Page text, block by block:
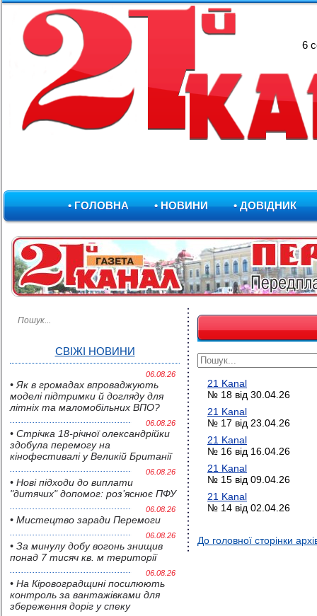
6
• ГОЛОВНА • НОВИНИ • ДОВІДНИК
СВІЖІ НОВИНИ
06.08.26
• Як в громадах впроваджують
моделі підтримки й догляду для
літніх та маломобільних ВПО?
06.08.26
• Стрічка 18-річної олександрійки
здобула перемогу на
кінофестивалі у Великій Британії
06.08.26
• Нові підходи до виплати
"дитячих" допомог: роз’яснює ПФУ
06.08.26
• Мистецтво заради Перемоги
06.08.26
• За минулу добу вогонь знищив
понад 7 тисяч кв. м території
06.08.26
• На Кіровоградщині посилюють
контроль за вантажівками для
збереження доріг у спеку
21 Kanal
№ 18 від 30.04.26
21 Kanal
№ 17 від 23.04.26
21 Kanal
№ 16 від 16.04.26
21 Kanal
№ 15 від 09.04.26
21 Kanal
№ 14 від 02.04.26
До головної сторінки